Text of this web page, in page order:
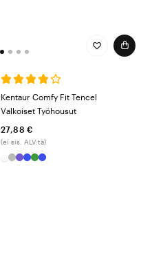
Kentaur Comfy Fit Tencel
Valkoiset Työhousut
27,88 €
(ei sis. ALV:tä)